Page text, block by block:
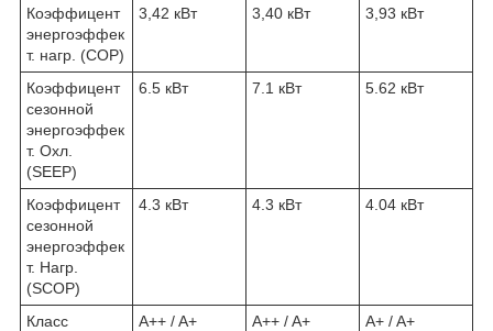
Коэффицент
энергоэффек
т. нагр. (COP)
3,42 кВт 3,40 кВт 3,93 кВт
Коэффицент
сезонной
энергоэффек
т. Охл.
(SEEP)
6.5 кВт 7.1 кВт 5.62 кВт
Коэффицент
сезонной
энергоэффек
т. Нагр.
(SCOP)
4.3 кВт 4.3 кВт 4.04 кВт
Класс
A++ / A+ A++ / A+ A+ / A+